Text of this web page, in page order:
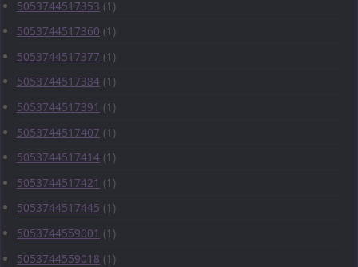
5053744517353 (1)
5053744517360 (1)
5053744517377 (1)
5053744517384 (1)
5053744517391 (1)
5053744517407 (1)
5053744517414 (1)
5053744517421 (1)
5053744517445 (1)
5053744559001 (1)
5053744559018 (1)